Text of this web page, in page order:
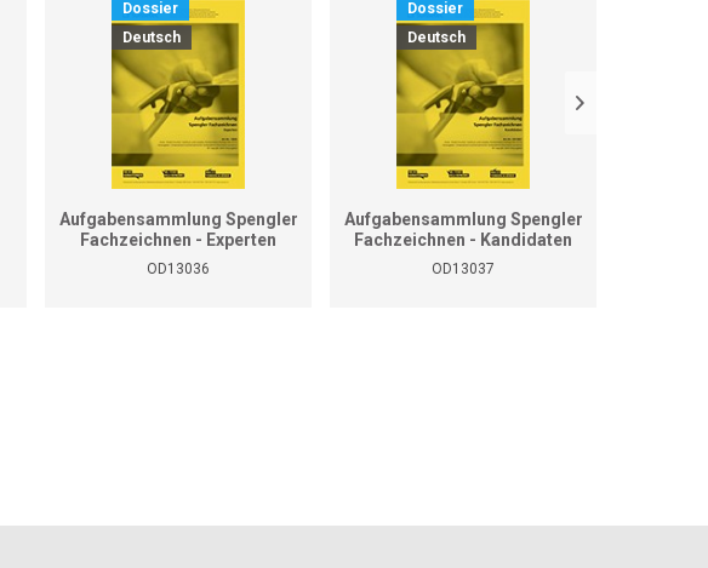
Dossier
Deutsch
Aufgabensammlung Spengler
Fachzeichnen - Experten
OD13036
Dossier
Deutsch
Aufgabensammlung Spengler
Fachzeichnen - Kandidaten
OD13037